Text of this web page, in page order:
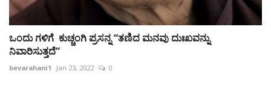
ಒಂದು ಗಳಿಗೆ ಕುಚ್ಚಂಗಿ ಪ್ರಸನ್ನ “ತಣಿದ ಮನವು ದುಃಖವನ್ನು
ನಿವಾರಿಸುತ್ತದೆ”
bevarahani1 Jan 23, 2022 0